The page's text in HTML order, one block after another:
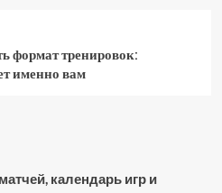
формат тренировок:
именно вам
календарь игр и